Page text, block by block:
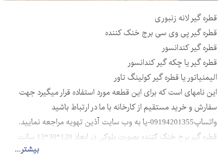
بیشتر...
قطره گیر لانه زنبوری
قطره گیر پی وی سی برج خنک کننده
قطره گیر کندانسور
قطره گیر یا چکه گیر کندانسور
الیمنیاتور یا قطره گیر کولینگ تاور
این نامهای است که برای این قطعه مورد استفاده قرار میگیرد جهت
سفارش و خرید مستقیم از کارخانه با ما در ارتباط باشید
واتساپ09194201355-یا به وب سایت آذین تهویه مراجعه نمایید.
قطره گیر برج خنک کننده بصورت بلوکی در ابعاد 120*30*13 سانت
تولید می شود البته ابعاد سفارش نیز قابل تولید می باشد و می توان